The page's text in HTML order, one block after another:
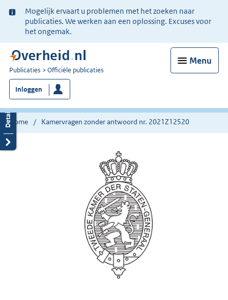
Ter
informatie:
Mogelijk ervaart u problemen met het zoeken naar
publicaties. We werken aan een oplossing. Excuses voor
het ongemak.
Menu
U
bent
nu
hier:
Publicaties Officiële publicaties
Inloggen
Home Kamervragen zonder antwoord nr. 2021Z12520